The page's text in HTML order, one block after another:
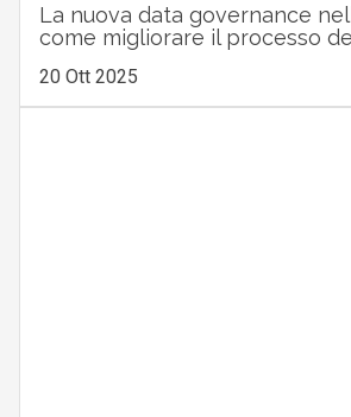
La nuova data governance
come migliorare il processo
20 Ott 2025